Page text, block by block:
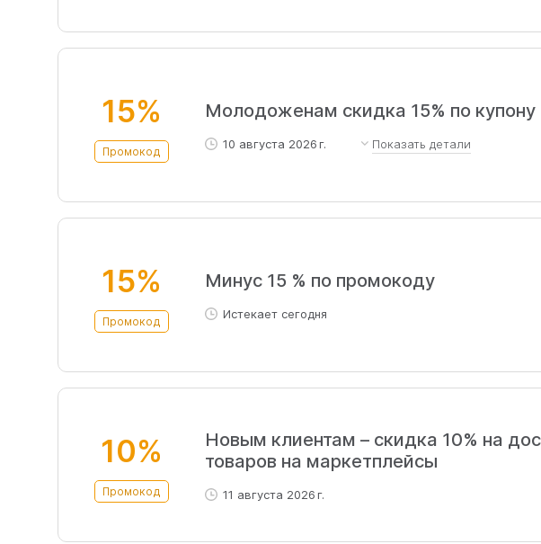
15%
Промокод
Молодоженам скидка 15% по купону
10 августа 2026 г. Показать детали
Скидка доступна за месяц до и месяц после
15%
Промокод
Минус 15 % по промокоду
Истекает сегодня
10%
Промокод
Новым клиентам – скидка 10% на
товаров на маркетплейсы
11 августа 2026 г.